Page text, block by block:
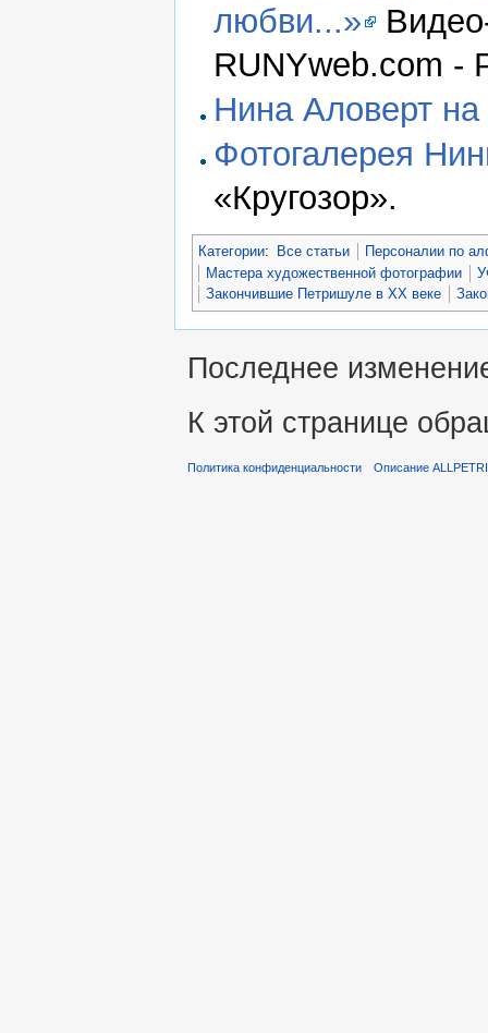
любви...»
RUNYweb.com -
Нина Аловерт
Фотогалерея
«Кругозор».
Категории: Все статьи
Персоналии по
Мастера художественной фотографии
Закончившие Петришуле в XX веке
Последнее
К этой странице
Политика конфиденциальности Описание